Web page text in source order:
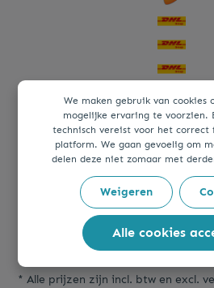
* Alle prijzen zijn incl. btw en excl.
We maken gebruik van cookies
mogelijke ervaring te voorzien.
technisch vereist voor het correct
platform. We gaan gevoelig om
delen deze niet zomaar met
Weigeren
Alle cookies